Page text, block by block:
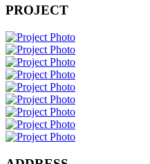
PROJECT